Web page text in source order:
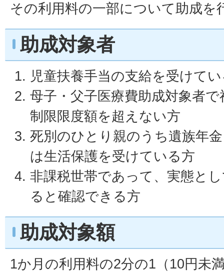
その利用料の一部について助成を
助成対象者
児童扶養手当の支給を受けて
母子・父子医療費助成対象者
制限限度額を超えない方
死別のひとり親のうち遺族年
は生活保護を受けている方
非課税世帯であって、実態と
ると確認できる方
助成対象額
1か月の利用料の2分の1（10円未